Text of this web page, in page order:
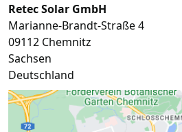
Retec Solar GmbH
Marianne-Brandt-Straße 4
09112 Chemnitz
Sachsen
Deutschland